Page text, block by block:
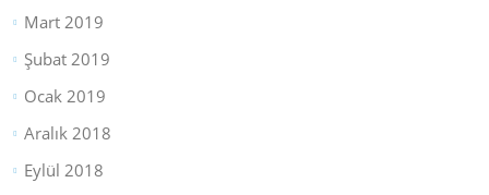
Mart 2019
Şubat 2019
Ocak 2019
Aralık 2018
Eylül 2018